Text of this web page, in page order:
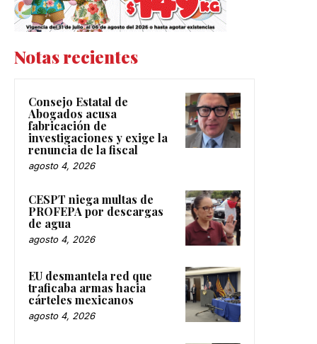
Notas recientes
Consejo Estatal de
Abogados acusa
fabricación de
investigaciones y exige la
renuncia de la fiscal
agosto 4, 2026
CESPT niega multas de
PROFEPA por descargas
de agua
agosto 4, 2026
EU desmantela red que
traficaba armas hacia
cárteles mexicanos
agosto 4, 2026